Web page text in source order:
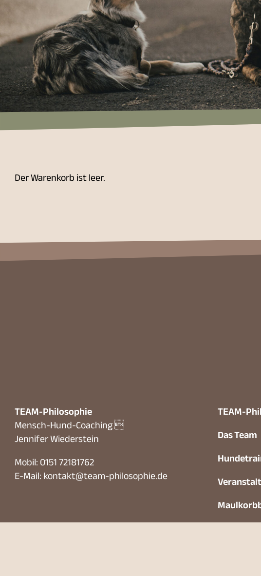
Der Warenkorb ist leer.
TEAM-Philosophie
Mensch-Hund-Coaching 
Jennifer Wiederstein
Mobil: 0151 72181762
E-Mail:kontakt@team-philosophie.de
TEAM-
Das Team
Kontakt